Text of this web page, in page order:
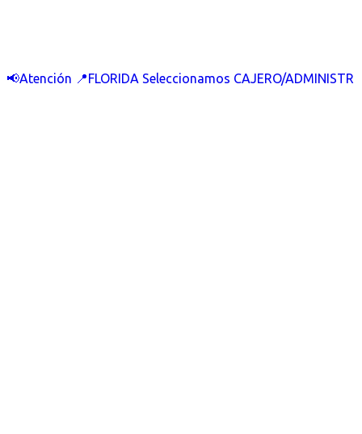
📢Atención 📍FLORIDA Seleccionamos CAJERO/ADMINISTR